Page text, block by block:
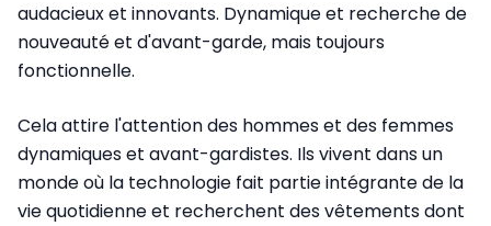
audacieux et innovants. Dynamique et recherche de
nouveauté et d'avant-garde, mais toujours
fonctionnelle.
Cela attire l'attention des hommes et des femmes
dynamiques et avant-gardistes. Ils vivent dans un
monde où la technologie fait partie intégrante de la
vie quotidienne et recherchent des vêtements dont